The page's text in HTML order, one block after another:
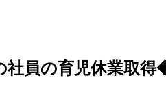
険手続
社員の育児休業取